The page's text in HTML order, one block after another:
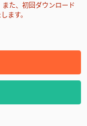
た、初回ダウンロード
ます。